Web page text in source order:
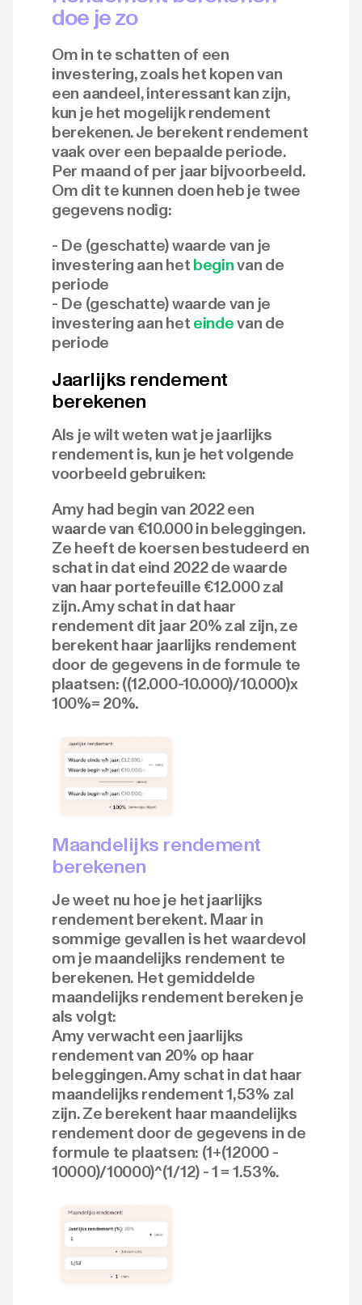
doe je zo
Om in te schatten of een
investering, zoals het kopen van
een aandeel, interessant kan zijn,
kun je het mogelijk rendement
berekenen. Je berekent rendement
vaak over een bepaalde periode.
Per maand of per jaar bijvoorbeeld.
Om dit te kunnen doen heb je twee
gegevens nodig:
- De (geschatte) waarde van je
investering aan het beginvan de
periode
- De (geschatte) waarde van je
investering aan het eindevan de
periode
Jaarlijks rendement
berekenen
Als je wilt weten wat je jaarlijks
rendement is, kun je het volgende
voorbeeld gebruiken:
Amy had begin van 2022 een
waarde van €10.000 in beleggingen.
Ze heeft de koersen bestudeerd en
schat in dat eind 2022 de waarde
van haar portefeuille €12.000 zal
zijn. Amy schat in dat haar
rendement dit jaar 20% zal zijn, ze
berekent haar jaarlijks rendement
door de gegevens in de formule te
plaatsen: ((12.000-10.000)/10.000)x
100%= 20%.
Maandelijks rendement
berekenen
Je weet nu hoe je het jaarlijks
rendement berekent. Maar in
sommige gevallen is het waardevol
om je maandelijks rendement te
berekenen. Het gemiddelde
maandelijks rendement bereken je
als volgt:‍
Amy verwacht een jaarlijks
rendement van 20% op haar
beleggingen. Amy schat in dat haar
maandelijks rendement 1,53% zal
zijn. Ze berekent haar maandelijks
rendement door de gegevens in de
formule te plaatsen: (1+(12000 -
10000)/10000)^(1/12) - 1 = 1.53%.